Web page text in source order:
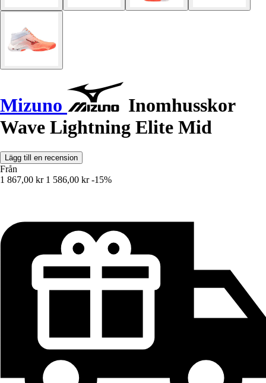
Mizuno
Inomhusskor
Wave Lightning Elite Mid
Lägg till en recension
Från
1 867,00 kr 1 586,00 kr -15%